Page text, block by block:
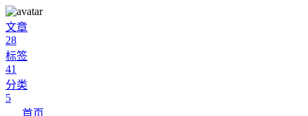
文章
28
标签
41
分类
5
首页